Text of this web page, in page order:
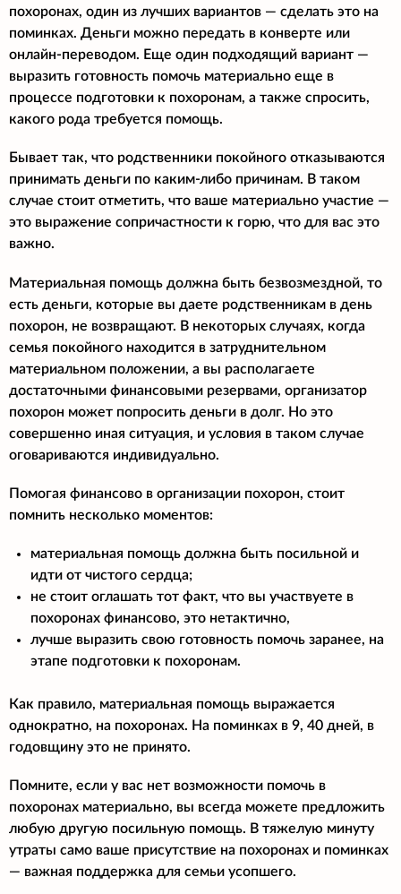
похоронах, один из лучших вариантов — сделать это на
поминках. Деньги можно передать в конверте или
онлайн-переводом. Еще один подходящий вариант —
выразить готовность помочь материально еще в
процессе подготовки к похоронам, а также спросить,
какого рода требуется помощь.
Бывает так, что родственники покойного отказываются
принимать деньги по каким-либо причинам. В таком
случае стоит отметить, что ваше материально участие —
это выражение сопричастности к горю, что для вас это
важно.
Материальная помощь должна быть безвозмездной, то
есть деньги, которые вы даете родственникам в день
похорон, не возвращают. В некоторых случаях, когда
семья покойного находится в затруднительном
материальном положении, а вы располагаете
достаточными финансовыми резервами, организатор
похорон может попросить деньги в долг. Но это
совершенно иная ситуация, и условия в таком случае
оговариваются индивидуально.
Помогая финансово в организации похорон, стоит
помнить несколько моментов:
материальная помощь должна быть посильной и
идти от чистого сердца;
не стоит оглашать тот факт, что вы участвуете в
похоронах финансово, это нетактично,
лучше выразить свою готовность помочь заранее, на
этапе подготовки к похоронам.
Как правило, материальная помощь выражается
однократно, на похоронах. На поминках в 9, 40 дней, в
годовщину это не принято.
Помните, если у вас нет возможности помочь в
похоронах материально, вы всегда можете предложить
любую другую посильную помощь. В тяжелую минуту
утраты само ваше присутствие на похоронах и поминках
— важная поддержка для семьи усопшего.